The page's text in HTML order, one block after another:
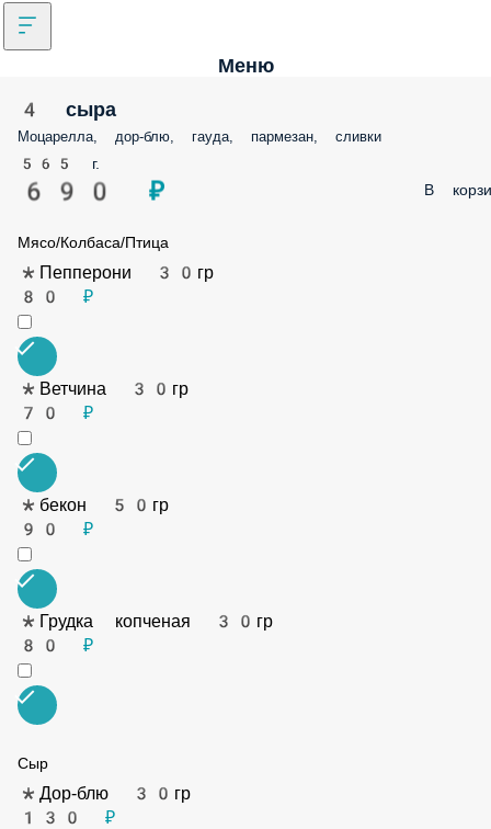
Меню
4 сыра
Моцарелла, дор-блю, гауда, пармезан, сливки
565 г.
690 ₽ В
Мясо/Колбаса/Птица
*Пепперони 30гр
80 ₽
70 ₽
*бекон 50гр
90 ₽
*Грудка копченая 30гр